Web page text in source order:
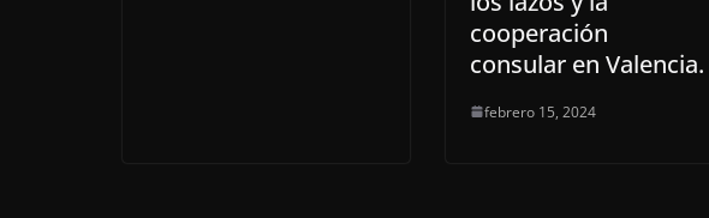
cooperación
consular en Valencia.
febrero 15, 2024